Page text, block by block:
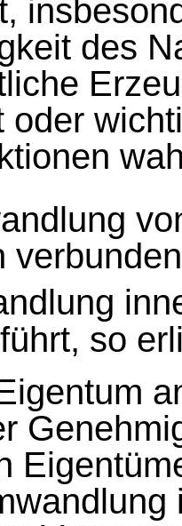
des
oder
so